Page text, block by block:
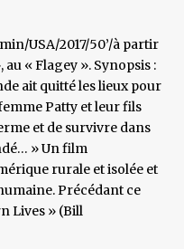
USA/2017/50’/à partir
au « Flagey ». Synopsis :
ait quitté les lieux pour
Patty et leur fils
et de survivre dans
» Un film
rurale et isolée et
Précédant ce
Lives » (Bill